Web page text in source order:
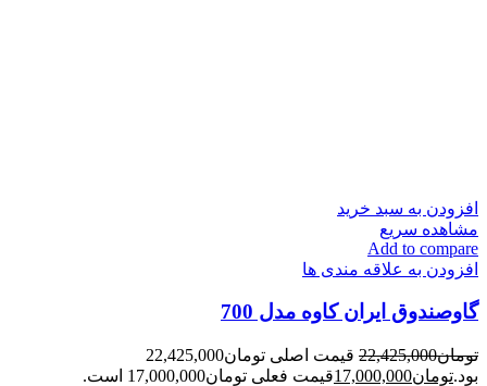
افزودن به سبد خرید
مشاهده سریع
Add to compare
افزودن به علاقه مندی ها
گاوصندوق ایران کاوه مدل 700
تومان22,425,000
قیمت اصلی تومان22,425,000
بود.تومان17,000,000قیمت فعلی تومان17,000,000 است.